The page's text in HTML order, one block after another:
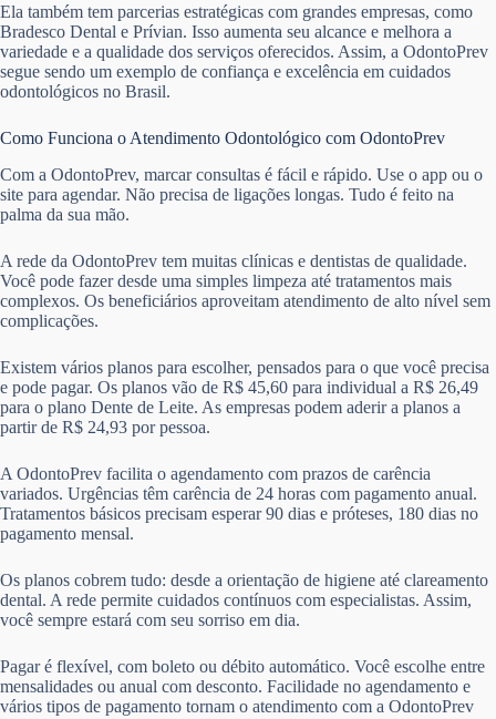
Ela também tem parcerias estratégicas com grandes empresas, como
Bradesco Dental e Prívian. Isso aumenta seu alcance e melhora a
variedade e a qualidade dos serviços oferecidos. Assim, a OdontoPrev
segue sendo um exemplo de confiança e excelência em cuidados
odontológicos no Brasil.
Como Funciona o Atendimento Odontológico com OdontoPrev
Com a OdontoPrev, marcar consultas é fácil e rápido. Use o app ou o
site para agendar. Não precisa de ligações longas. Tudo é feito na
palma da sua mão.
A rede da OdontoPrev tem muitas clínicas e dentistas de qualidade.
Você pode fazer desde uma simples limpeza até tratamentos mais
complexos. Os beneficiários aproveitam atendimento de alto nível sem
complicações.
Existem vários planos para escolher, pensados para o que você precisa
e pode pagar. Os planos vão de R$ 45,60 para individual a R$ 26,49
para o plano Dente de Leite. As empresas podem aderir a planos a
partir de R$ 24,93 por pessoa.
A OdontoPrev facilita o agendamento com prazos de carência
variados. Urgências têm carência de 24 horas com pagamento anual.
Tratamentos básicos precisam esperar 90 dias e próteses, 180 dias no
pagamento mensal.
Os planos cobrem tudo: desde a orientação de higiene até clareamento
dental. A rede permite cuidados contínuos com especialistas. Assim,
você sempre estará com seu sorriso em dia.
Pagar é flexível, com boleto ou débito automático. Você escolhe entre
mensalidades ou anual com desconto. Facilidade no agendamento e
vários tipos de pagamento tornam o atendimento com a OdontoPrev